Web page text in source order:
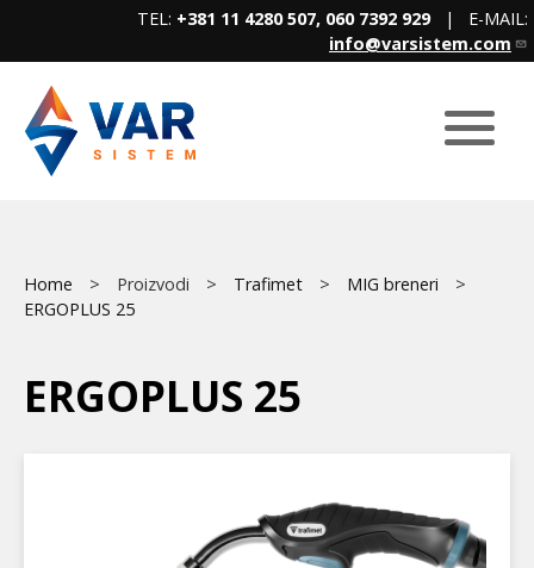
content
TEL: +381 11 4280 507, 060 7392 929| E-MAIL:
info@varsistem.com
Main
Breadcrumb
Home Proizvodi Trafimet
MIG breneri
ERGOPLUS 25
ERGOPLUS 25